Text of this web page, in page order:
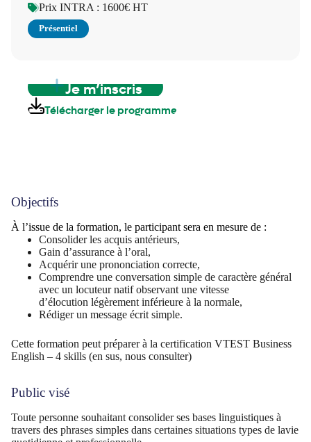
Prix INTRA : 1600€ HT
Présentiel
Je m’inscris
Télécharger le programme
Objectifs
À l’issue de la formation, le participant sera en mesure de :
Consolider les acquis antérieurs,
Gain d’assurance à l’oral,
Acquérir une prononciation correcte,
Comprendre une conversation simple de caractère général
avec un locuteur natif observant une vitesse
d’élocution légèrement inférieure à la normale,
Rédiger un message écrit simple.
Cette formation peut préparer à la certification VTEST Business
English – 4 skills (en sus, nous consulter)
Public visé
Toute personne souhaitant consolider ses bases linguistiques à
travers des phrases simples dans certaines situations types de lavie